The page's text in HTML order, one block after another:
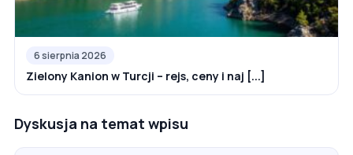
6 sierpnia 2026
Zielony Kanion w Turcji – rejs, ceny i naj [...]
Dyskusja na temat wpisu